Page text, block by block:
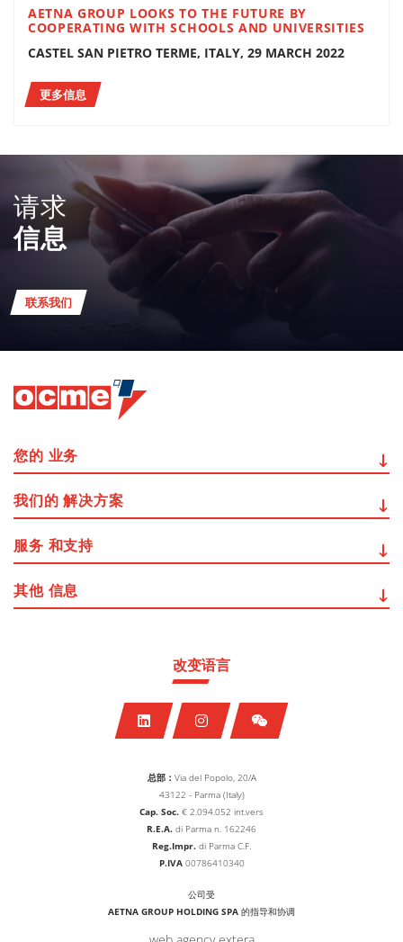
AETNA GROUP LOOKS TO THE FUTURE BY
COOPERATING WITH SCHOOLS AND UNIVERSITIES
CASTEL SAN PIETRO TERME, ITALY, 29 MARCH 2022
更多信息
请求
信息
联系我们
总部： Via del Popolo, 20/A
43122 - Parma (Italy)
Cap. Soc. € 2.094.052 int.vers
R.E.A. di Parma n. 162246
Reg.Impr. di Parma C.F.
P.IVA00786410340
公司受
AETNA GROUP HOLDING SPA 的指导和协调
改变语言
您的 业务
我们的 解决方案
服务 和支持
其他 信息